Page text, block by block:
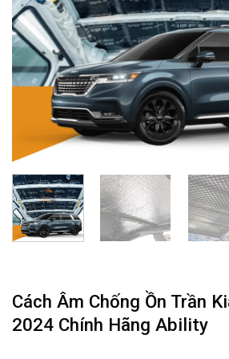
Cách Âm Chống Ồn Trần
2024 Chính Hãng Ability